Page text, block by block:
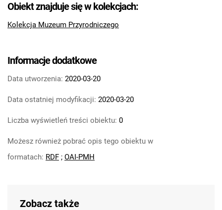
Obiekt znajduje się w kolekcjach:
Kolekcja Muzeum Przyrodniczego
Informacje dodatkowe
Data utworzenia: 2020-03-20
Data ostatniej modyfikacji: 2020-03-20
Liczba wyświetleń treści obiektu: 0
Możesz również pobrać opis tego obiektu w
formatach: RDF ; OAI-PMH
Zobacz także